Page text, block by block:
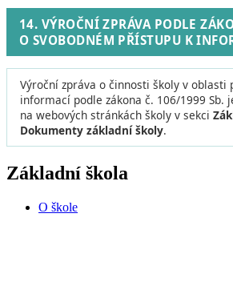
14. VÝROČNÍ ZPRÁVA PODLE
O SVOBODNÉM PŘÍSTUPU K
Výroční zpráva o činnosti školy v oblasti
informací podle zákona č. 106/1999 Sb.
na webových stránkách školy v sekci
Dokumenty základní školy.
Základní škola
O škole